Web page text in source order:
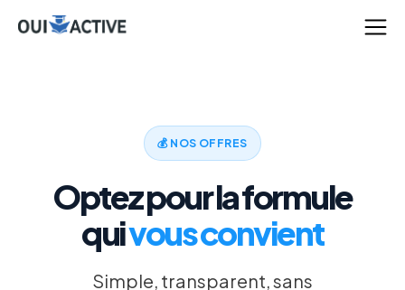
💰 NOS OFFRES
Optez pour la formule
quivous convient
Simple, transparent, sans